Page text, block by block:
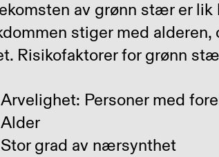
av grønn stær er lik
stiger med
Risikofaktorer for grønn
Arvelighet: Personer med
Alder
Stor grad av nærsynthet